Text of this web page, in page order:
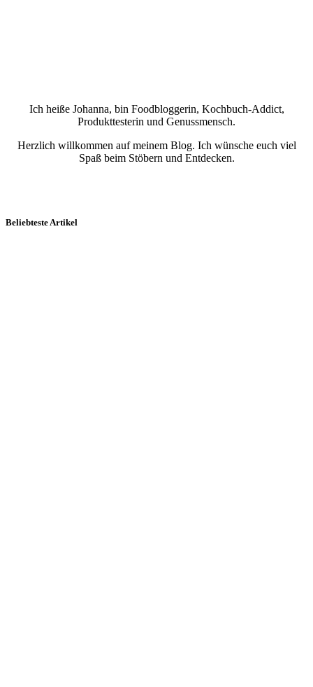
Ich heiße Johanna, bin Foodbloggerin, Kochbuch-Addict,
Produkttesterin und Genussmensch.
Herzlich willkommen auf meinem Blog. Ich wünsche euch viel
Spaß beim Stöbern und Entdecken.
Beliebteste Artikel